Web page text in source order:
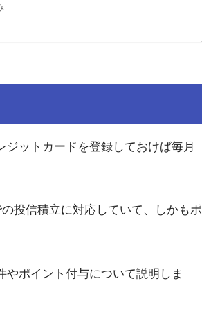
ットカードを登録しておけば毎月
投信積立に対応していて、しかもポ
ポイント付与について説明しま